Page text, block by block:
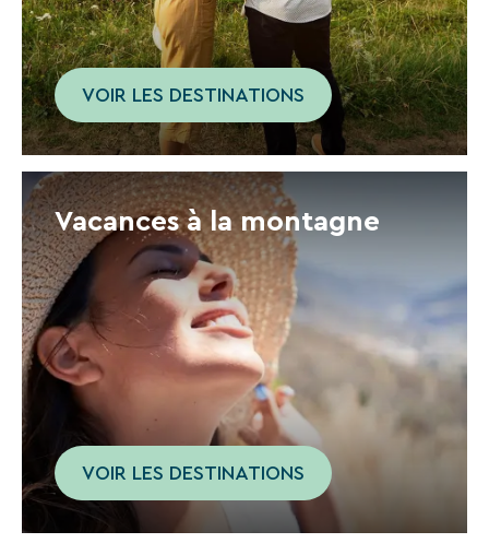
VOIR LES DESTINATIONS
Vacances à la montagne
VOIR LES DESTINATIONS
En
renseignant
votre
adresse
email
vous
acceptez
recevoir
la
newsletter
de
VTF.
Vous
pouvez
vous
désinscrire
à
tout
moment
l’aide
des
liens
de